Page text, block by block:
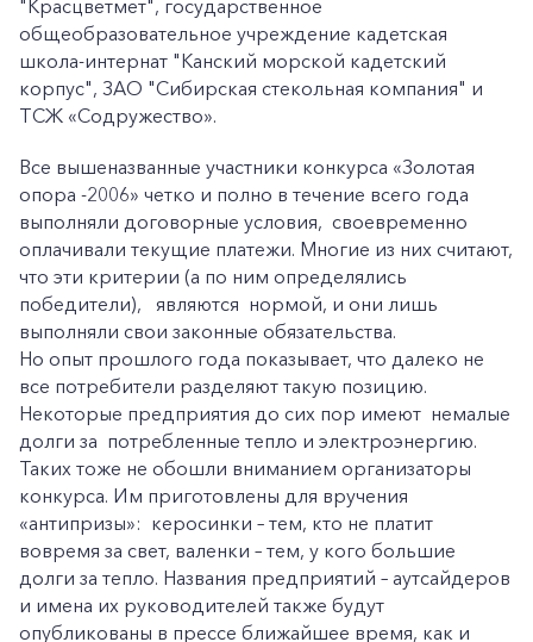
"Красцветмет", государственное
общеобразовательное учреждение кадетская
школа-интернат "Канский морской кадетский
корпус", ЗАО "Сибирская стекольная компания" и
ТСЖ «Содружество».
Все вышеназванные участники конкурса «Золотая
опора -2006» четко и полно в течение всего года
выполняли договорные условия, своевременно
оплачивали текущие платежи. Многие из них считают,
что эти критерии (а по ним определялись
победители), являются нормой, и они лишь
выполняли свои законные обязательства.
Но опыт прошлого года показывает, что далеко не
все потребители разделяют такую позицию.
Некоторые предприятия до сих пор имеют немалые
долги за потребленные тепло и электроэнергию.
Таких тоже не обошли вниманием организаторы
конкурса. Им приготовлены для вручения
«антипризы»: керосинки – тем, кто не платит
вовремя за свет, валенки – тем, у кого большие
долги за тепло. Названия предприятий – аутсайдеров
и имена их руководителей также будут
опубликованы в прессе ближайшее время, как и